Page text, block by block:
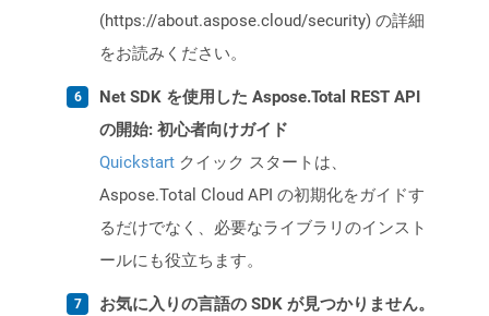
(https://about.aspose.cloud/security) の詳細
をお読みください。
Net SDK を使用した Aspose.Total REST API
の開始: 初心者向けガイド
Quickstart クイック スタートは、
Aspose.Total Cloud API の初期化をガイドす
るだけでなく、必要なライブラリのインスト
ールにも役立ちます。
お気に入りの言語の SDK が見つかりません。